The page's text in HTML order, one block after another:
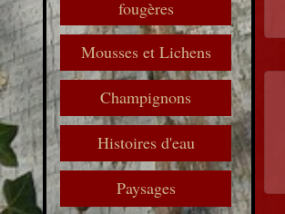
fougères
Mousses et Lichens
Champignons
Histoires d'eau
Paysages